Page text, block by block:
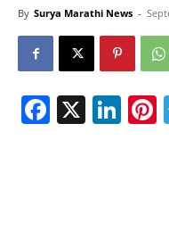
By Surya Marathi News -
X